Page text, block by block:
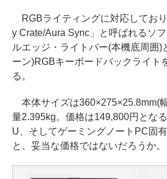
RGBライティングに対応してお
y Crate/Aura Sync」と呼ばれるソ
ルエッジ・ライトバー(本機底周囲)
ーン)RGBキーボードバックライト
る。
本体サイズは360×275×25.8mm(
量2.395kg。価格は149,800円とな
U、そしてゲーミングノートPC固
と、妥当な価格ではないだろうか。